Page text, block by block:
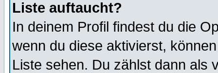
Liste auftaucht?
In deinem Profil findest du die
wenn du diese aktivierst,
Liste sehen. Du zählst dann als